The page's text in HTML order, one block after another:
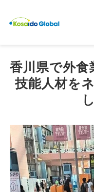
7つの強み
サービス
お知らせ
セミナー
香川県で外食
技能人材を